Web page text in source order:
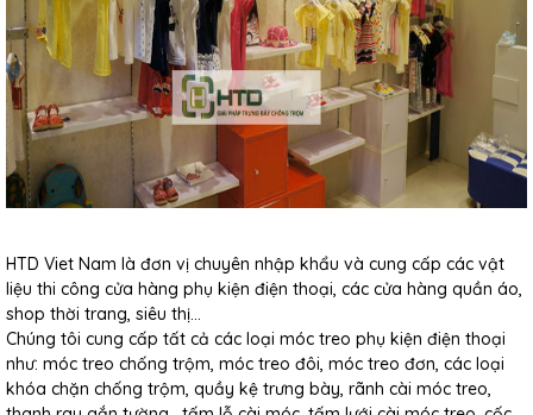
HTD Viet Nam là đơn vị chuyên nhập khẩu và cung cấp các vật
liệu thi công cửa hàng phụ kiện điện thoại, các cửa hàng quần áo,
shop thời trang, siêu thị...
Chúng tôi cung cấp tất cả các loại móc treo phụ kiện điện thoại
như: móc treo chống trộm, móc treo đôi, móc treo đơn, các loại
khóa chặn chống trộm, quầy kệ trưng bày, rãnh cài móc treo,